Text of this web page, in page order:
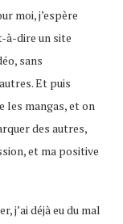
moi, j’espère
à-dire un site
sans
Et puis
les mangas, et on
des autres,
et ma positive
j’ai déjà eu du mal